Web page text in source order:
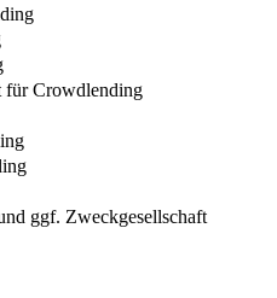
für Crowdlending
ggf. Zweckgesellschaft